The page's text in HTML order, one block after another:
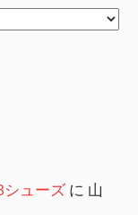
シューズ に 山